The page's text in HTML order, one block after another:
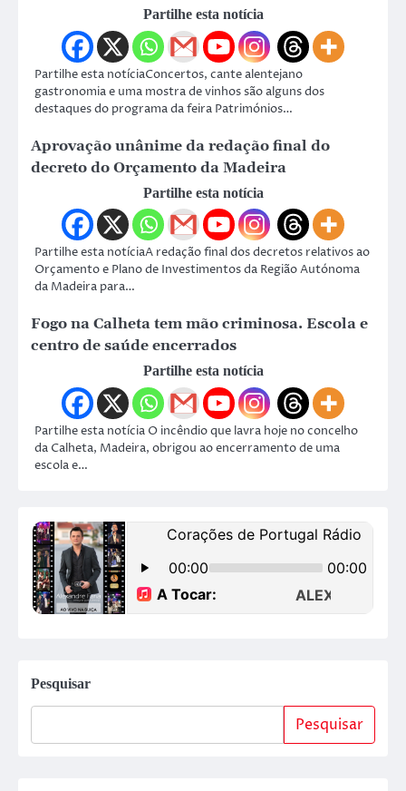
Partilhe esta notícia
Partilhe esta notíciaConcertos, cante alentejano
gastronomia e uma mostra de vinhos são alguns dos
destaques do programa da feira Patrimónios…
Aprovação unânime da redação final do
decreto do Orçamento da Madeira
Partilhe esta notícia
Partilhe esta notíciaA redação final dos decretos relativos ao
Orçamento e Plano de Investimentos da Região Autónoma
da Madeira para…
Fogo na Calheta tem mão criminosa. Escola e
centro de saúde encerrados
Partilhe esta notícia
Partilhe esta notícia O incêndio que lavra hoje no concelho
da Calheta, Madeira, obrigou ao encerramento de uma
escola e…
Pesquisar
Pesquisar